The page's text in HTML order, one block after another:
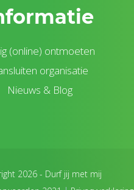
(online) ontmoeten
organisatie
Nieuws & Blog
2026 - Durf jij met mij